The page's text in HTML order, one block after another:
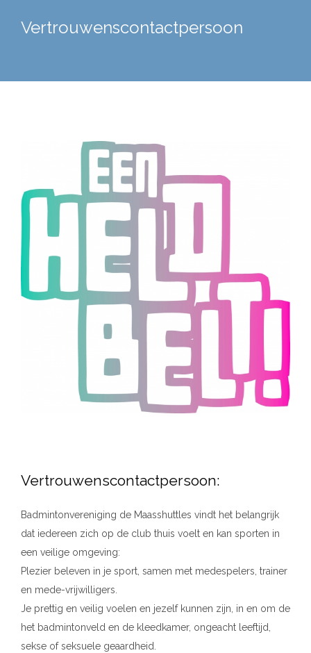
Vertrouwenscontactpersoon
Vertrouwenscontactpersoon:
Badmintonvereniging de Maasshuttles vindt het belangrijk
dat iedereen zich op de club thuis voelt en kan sporten in
een veilige omgeving:
Plezier beleven in je sport, samen met medespelers, trainer
en mede-vrijwilligers.
Je prettig en veilig voelen en jezelf kunnen zijn, in en om de
het badmintonveld en de kleedkamer, ongeacht leeftijd,
sekse of seksuele geaardheid.